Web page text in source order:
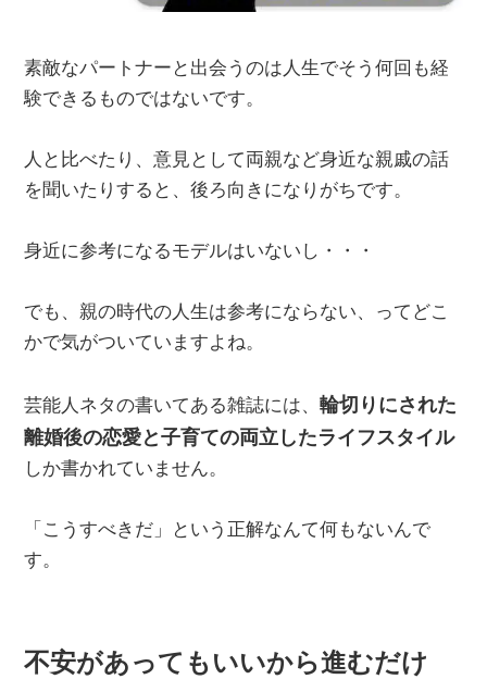
素敵なパートナーと出会うのは人生でそう何回も経
験できるものではないです。
人と比べたり、意見として両親など身近な親戚の話
を聞いたりすると、後ろ向きになりがちです。
身近に参考になるモデルはいないし・・・
でも、親の時代の人生は参考にならない、ってどこ
かで気がついていますよね。
芸能人ネタの書いてある雑誌には、輪切りにされた
離婚後の恋愛と子育ての両立したライフスタイル
しか書かれていません。
「こうすべきだ」という正解なんて何もないんで
す。
不安があってもいいから進むだけ